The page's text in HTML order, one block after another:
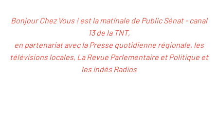
Bonjour Chez Vous ! est la matinale de Public Sénat - canal
13 de la TNT,
en partenariat avec la Presse quotidienne régionale, les
télévisions locales, La Revue Parlementaire et Politique et
les Indés Radios